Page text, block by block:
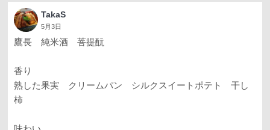
TakaS
5月3日
鷹長 純米酒 菩提酛
香り
熟した果実 クリームパン シルクスイートポテト 干し
柿